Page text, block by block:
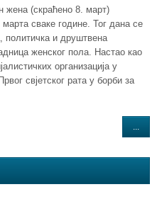
жена (скраћено 8. март)
сваке године. Тог дана се
политичка и друштвена
женског пола. Настао као
организација у
свјетског рата у борби за
...